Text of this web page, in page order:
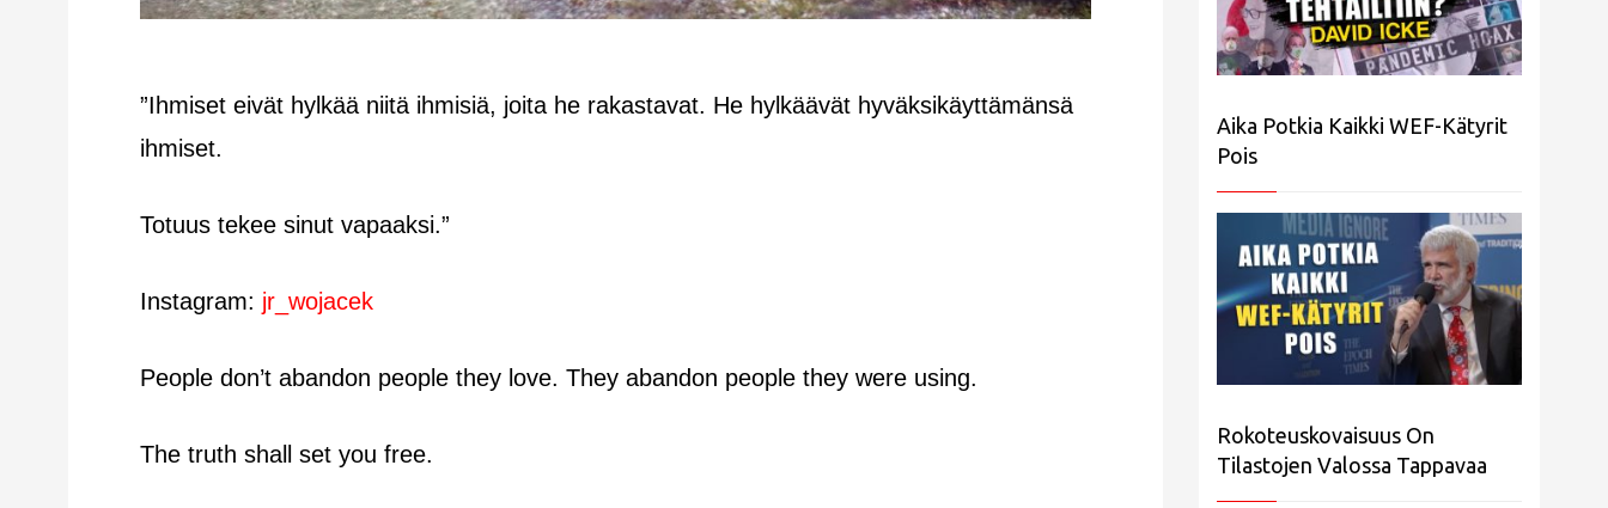
”Ihmiset eivät hylkää niitä ihmisiä, joita he rakastavat. He hylkäävät hyväksikäyttämänsä
ihmiset.
Totuus tekee sinut vapaaksi.”
Instagram: jr_wojacek
People don’t abandon people they love. They abandon people they were using.
The truth shall set you free.
Aika Potkia Kaikki WEF-Kätyrit
Pois
Rokoteuskovaisuus On
Tilastojen Valossa Tappavaa